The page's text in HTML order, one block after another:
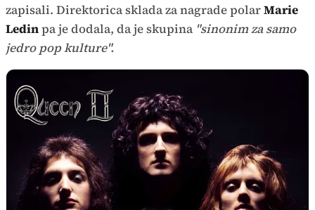
zapisali. Direktorica sklada za nagrade polarMarie
Ledinpa je dodala, da je skupina "sinonim za samo
jedro pop kulture".